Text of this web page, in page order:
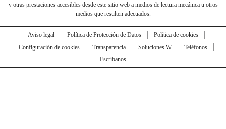
y otras prestaciones accesibles desde este sitio web a medios de lectura mecánica u otros
medios que resulten adecuados.
Aviso legal Política de Protección de Datos
Política de cookies
Configuración de cookies
Transparencia Soluciones W
Teléfonos
Escríbanos